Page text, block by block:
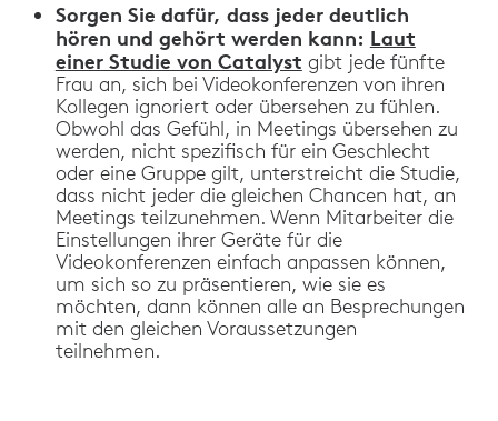
Sorgen Sie dafür, dass jeder deutlich
hören und gehört werden kann: Laut
einer Studie von Catalyst gibt jede fünfte
Frau an, sich bei Videokonferenzen von ihren
Kollegen ignoriert oder übersehen zu fühlen.
Obwohl das Gefühl, in Meetings übersehen zu
werden, nicht spezifisch für ein Geschlecht
oder eine Gruppe gilt, unterstreicht die Studie,
dass nicht jeder die gleichen Chancen hat, an
Meetings teilzunehmen. Wenn Mitarbeiter die
Einstellungen ihrer Geräte für die
Videokonferenzen einfach anpassen können,
um sich so zu präsentieren, wie sie es
möchten, dann können alle an Besprechungen
mit den gleichen Voraussetzungen
teilnehmen.